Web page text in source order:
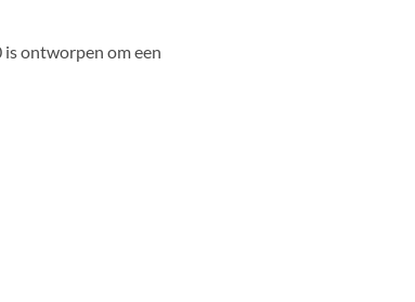
is ontworpen om een